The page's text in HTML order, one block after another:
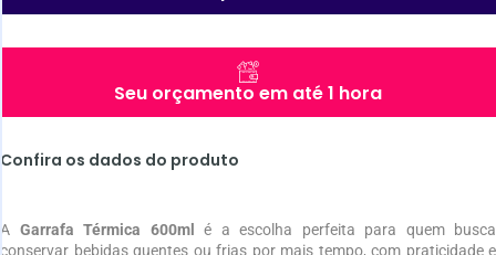
Seu orçamento em até 1 hora
Confira os dados do produto
A Garrafa Térmica 600ml
é a escolha perfeita para quem busca
conservar bebidas quentes ou frias por mais tempo, com praticidade e